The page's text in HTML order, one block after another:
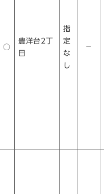
○
豊洋台2丁
目
指
定
な
し
－